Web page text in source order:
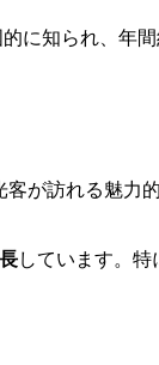
知られ、年
が訪れる魅
しています。